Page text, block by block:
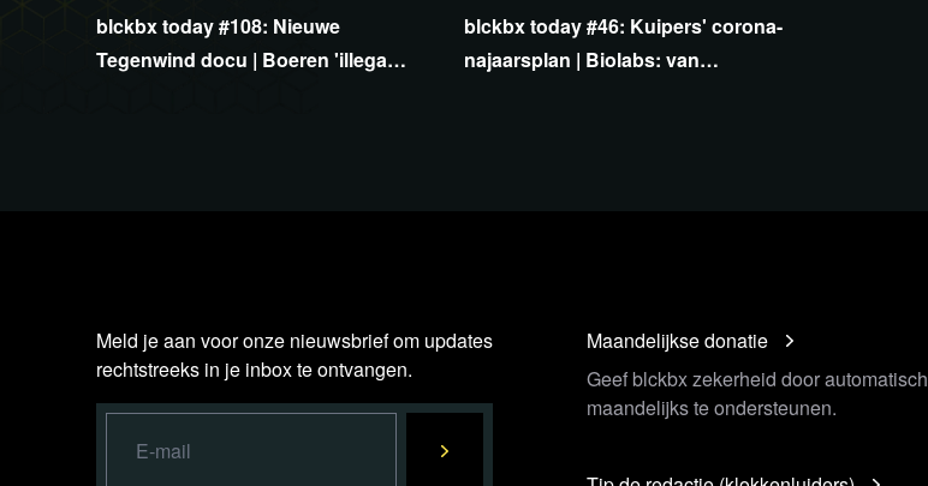
blckbx today #108: Nieuwe
Tegenwind docu | Boeren 'illegaal'
blckbx today #46: Kuipers' corona-
najaarsplan | Biolabs: van
Meld je aan voor onze nieuwsbrief om updates
rechtstreeks in je inbox te ontvangen.
Maandelijkse donatie
Geef blckbx zekerheid door automatisch
maandelijks te ondersteunen.